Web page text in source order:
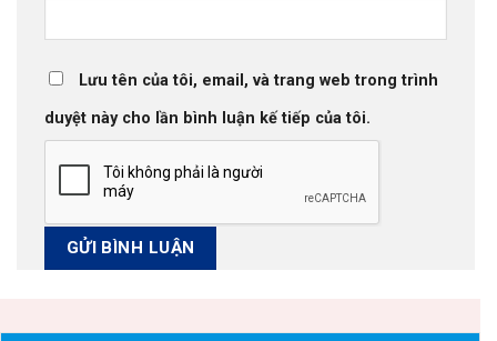
Lưu tên của tôi, email, và trang web trong trình
duyệt này cho lần bình luận kế tiếp của tôi.